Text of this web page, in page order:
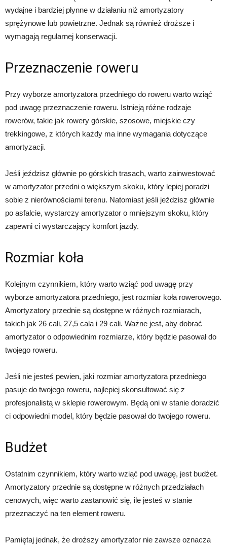
wydajne i bardziej płynne w działaniu niż amortyzatory
sprężynowe lub powietrzne. Jednak są również droższe i
wymagają regularnej konserwacji.
Przeznaczenie roweru
Przy wyborze amortyzatora przedniego do roweru warto wziąć
pod uwagę przeznaczenie roweru. Istnieją różne rodzaje
rowerów, takie jak rowery górskie, szosowe, miejskie czy
trekkingowe, z których każdy ma inne wymagania dotyczące
amortyzacji.
Jeśli jeździsz głównie po górskich trasach, warto zainwestować
w amortyzator przedni o większym skoku, który lepiej poradzi
sobie z nierównościami terenu. Natomiast jeśli jeździsz głównie
po asfalcie, wystarczy amortyzator o mniejszym skoku, który
zapewni ci wystarczający komfort jazdy.
Rozmiar koła
Kolejnym czynnikiem, który warto wziąć pod uwagę przy
wyborze amortyzatora przedniego, jest rozmiar koła rowerowego.
Amortyzatory przednie są dostępne w różnych rozmiarach,
takich jak 26 cali, 27,5 cala i 29 cali. Ważne jest, aby dobrać
amortyzator o odpowiednim rozmiarze, który będzie pasował do
twojego roweru.
Jeśli nie jesteś pewien, jaki rozmiar amortyzatora przedniego
pasuje do twojego roweru, najlepiej skonsultować się z
profesjonalistą w sklepie rowerowym. Będą oni w stanie doradzić
ci odpowiedni model, który będzie pasował do twojego roweru.
Budżet
Ostatnim czynnikiem, który warto wziąć pod uwagę, jest budżet.
Amortyzatory przednie są dostępne w różnych przedziałach
cenowych, więc warto zastanowić się, ile jesteś w stanie
przeznaczyć na ten element roweru.
Pamiętaj jednak, że droższy amortyzator nie zawsze oznacza